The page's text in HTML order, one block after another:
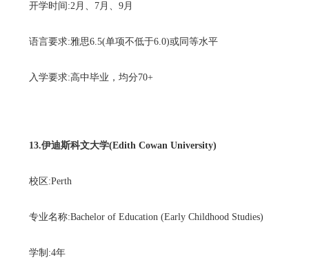
开学时间:2月、7月、9月
语言要求:雅思6.5(单项不低于6.0)或同等水平
入学要求:高中毕业，均分70+
13.伊迪斯科文大学(Edith Cowan University)
校区:Perth
专业名称:Bachelor of Education (Early Childhood Studies)
学制:4年